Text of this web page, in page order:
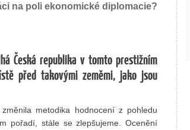
na poli ekonomické diplomacie?
Česká republika v tomto prestižním
před takovými zeměmi, jako jsou
metodika hodnocení z pohledu
pořadí, stále se zlepšujeme. Ocenění